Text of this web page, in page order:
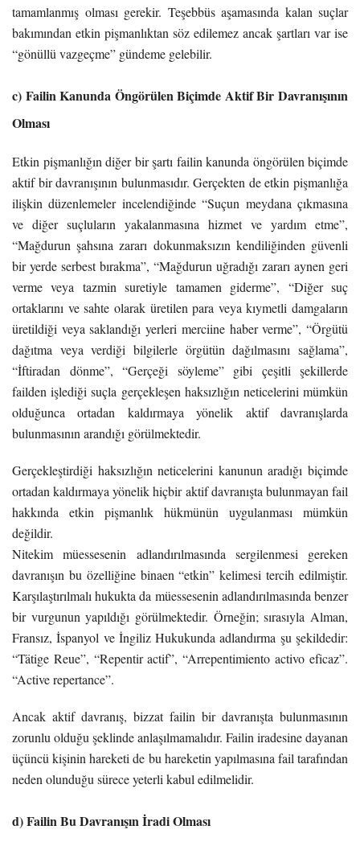
tamamlanmış olması gerekir. Teşebbüs aşamasında kalan suçlar
bakımından etkin pişmanlıktan söz edilemez ancak şartları var ise
“gönüllü vazgeçme” gündeme gelebilir.
c) Failin Kanunda Öngörülen Biçimde Aktif Bir Davranışının
Olması
Etkin pişmanlığın diğer bir şartı failin kanunda öngörülen biçimde
aktif bir davranışının bulunmasıdır. Gerçekten de etkin pişmanlığa
ilişkin düzenlemeler incelendiğinde “Suçun meydana çıkmasına
ve diğer suçluların yakalanmasına hizmet ve yardım etme”,
“Mağdurun şahsına zararı dokunmaksızın kendiliğinden güvenli
bir yerde serbest bırakma”, “Mağdurun uğradığı zararı aynen geri
verme veya tazmin suretiyle tamamen giderme”, “Diğer suç
ortaklarını ve sahte olarak üretilen para veya kıymetli damgaların
üretildiği veya saklandığı yerleri merciine haber verme”, “Örgütü
dağıtma veya verdiği bilgilerle örgütün dağılmasını sağlama”,
“İftiradan dönme”, “Gerçeği söyleme” gibi çeşitli şekillerde
failden işlediği suçla gerçekleşen haksızlığın neticelerini mümkün
olduğunca ortadan kaldırmaya yönelik aktif davranışlarda
bulunmasının arandığı görülmektedir.
Gerçekleştirdiği haksızlığın neticelerini kanunun aradığı biçimde
ortadan kaldırmaya yönelik hiçbir aktif davranışta bulunmayan fail
hakkında etkin pişmanlık hükmünün uygulanması mümkün
değildir.
Nitekim müessesenin adlandırılmasında sergilenmesi gereken
davranışın bu özelliğine binaen “etkin” kelimesi tercih edilmiştir.
Karşılaştırılmalı hukukta da müessesenin adlandırılmasında benzer
bir vurgunun yapıldığı görülmektedir. Örneğin; sırasıyla Alman,
Fransız, İspanyol ve İngiliz Hukukunda adlandırma şu şekildedir:
“Tätige Reue”, “Repentir actif”, “Arrepentimiento activo eficaz”.
“Active repertance”.
Ancak aktif davranış, bizzat failin bir davranışta bulunmasının
zorunlu olduğu şeklinde anlaşılmamalıdır. Failin iradesine dayanan
üçüncü kişinin hareketi de bu hareketin yapılmasına fail tarafından
neden olunduğu sürece yeterli kabul edilmelidir.
d) Failin Bu Davranışın İradi Olması